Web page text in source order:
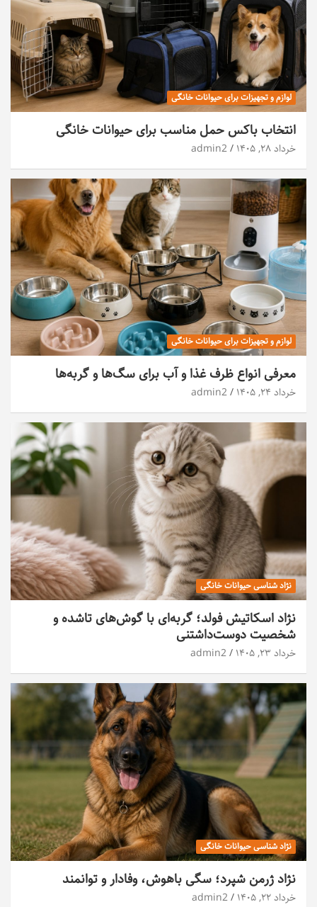
لوازم و تجهیزات برای حیوانات خانگی
انتخاب باکس حمل مناسب برای حیوانات خانگی
خرداد ۲۸, ۱۴۰۵ admin2
لوازم و تجهیزات برای حیوانات خانگی
معرفی انواع ظرف غذا و آب برای سگ‌ها و گربه‌ها
خرداد ۲۴, ۱۴۰۵ admin2
نژاد شناسی حیوانات خانگی
نژاد اسکاتیش فولد؛ گربه‌ای با گوش‌های تاشده و
شخصیت دوست‌داشتنی
خرداد ۲۳, ۱۴۰۵ admin2
نژاد شناسی حیوانات خانگی
نژاد ژرمن شپرد؛ سگی باهوش، وفادار و توانمند
خرداد ۲۲, ۱۴۰۵ admin2